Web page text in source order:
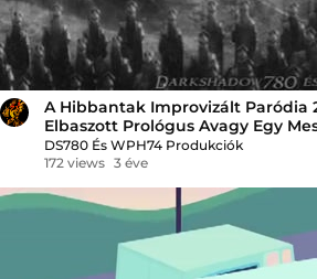
A Hibbantak Improvizált Paródia
Elbaszott Prológus Avagy Egy
DS780 És WPH74 Produkciók
172 views 3 éve